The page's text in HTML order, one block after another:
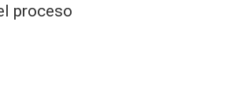
proceso